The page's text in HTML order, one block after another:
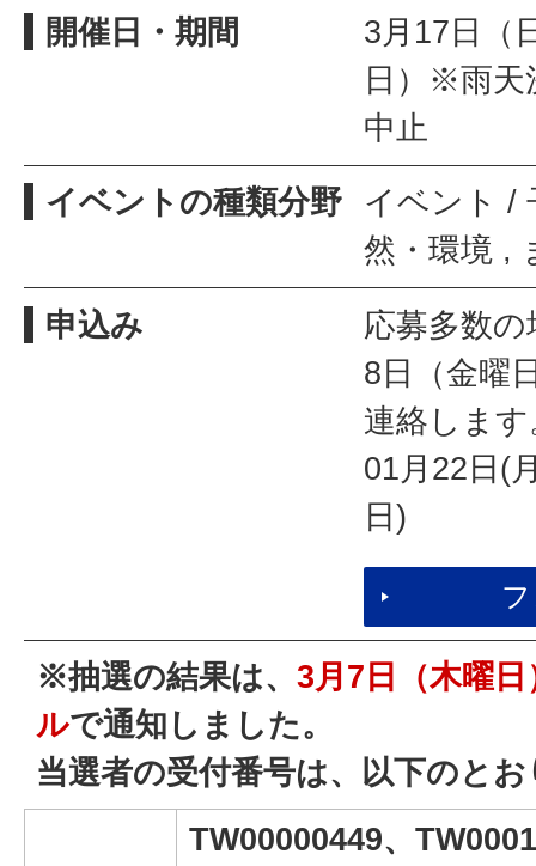
開催日・期間
3月17日（
日）※雨天
中止
イベントの種類分野
イベント /
然・環境 ,
申込み
応募多数
8日（金曜
連絡します
01月22日(
日)
※抽選の結果は、 3月7日（木曜
ルで通知しました。
当選者の受付番号は、以下のと
TW00000449、